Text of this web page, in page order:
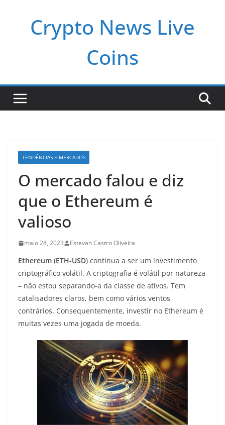
Crypto News Live
Coins
TENDÊNCIAS E MERCADOS
O mercado falou e diz
que o Ethereum é
valioso
maio 28, 2023 Estevan Castro Oliveira
Ethereum (ETH-USD) continua a ser um investimento
criptográfico volátil. A criptografia é volátil por natureza
– não estou separando-a da classe de ativos. Tem
catalisadores claros, bem como vários ventos
contrários. Consequentemente, investir no Ethereum é
muitas vezes uma jogada de moeda.